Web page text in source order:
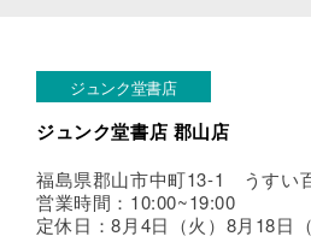
ジュンク堂書店
ジュンク堂書店 郡山店
福島県郡山市中町13-1 うすい
営業時間：10:00~19:00
定休日：8月4日（火）8月18日